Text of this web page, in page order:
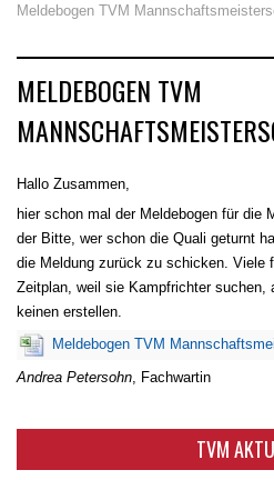
Meldebogen TVM
MELDEBOGEN TVM
Hallo Zusammen,
hier schon mal der Meldebogen für die
der Bitte, wer schon die Quali geturnt
die Meldung zurück zu schicken. Viele
Zeitplan, weil sie Kampfrichter suchen,
keinen erstellen.
Meldebogen TVM
Andrea Petersohn , Fachwartin
TVM